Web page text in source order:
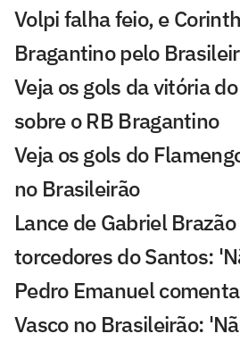
Volpi falha feio, e
Bragantino pelo
Veja os gols da vitória
sobre o RB Bragantino
Veja os gols do
no Brasileirão
Lance de Gabriel
torcedores do Santos:
Pedro Emanuel
Vasco no Brasileirão: